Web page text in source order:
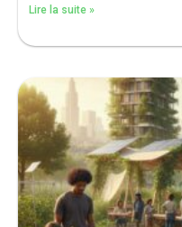
Lire la suite »